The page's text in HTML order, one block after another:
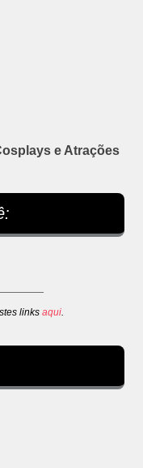
e Atrações
links aqui.